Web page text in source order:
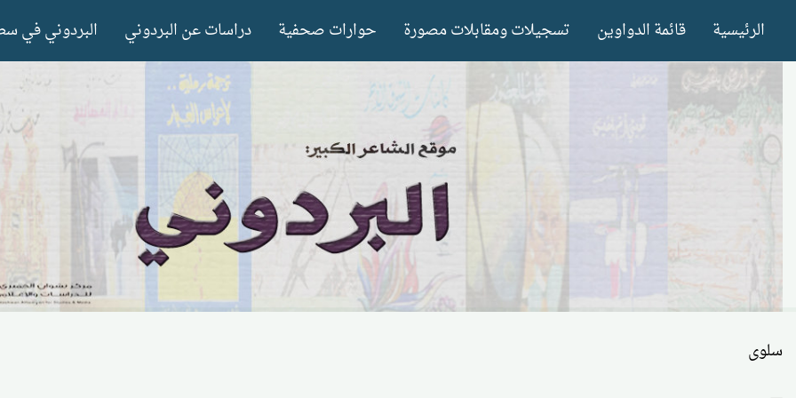
content
الرئيسية قائمة الدواوين تسجيلات ومقابلات مصورة حوارات صحفية دراسات عن البردوني البردوني في
سلوى